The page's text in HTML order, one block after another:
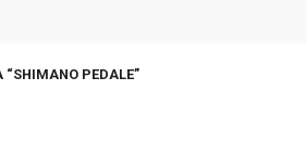
PEDALE”